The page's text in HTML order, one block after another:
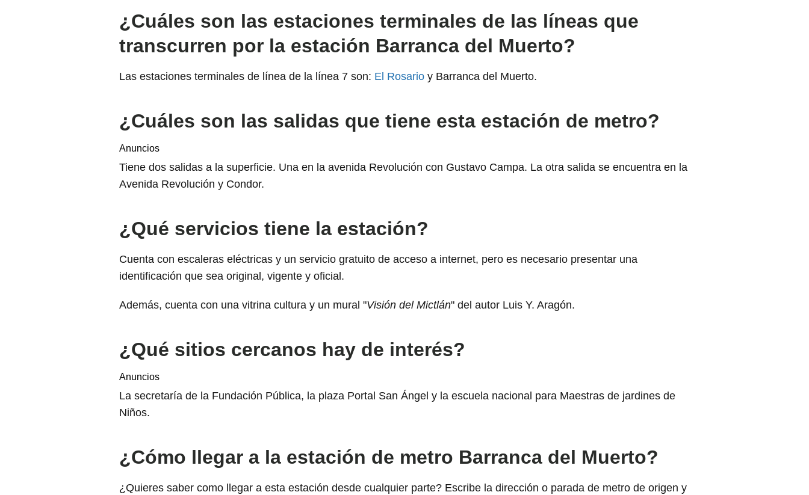
¿Cuáles son las estaciones terminales de las líneas que
transcurren por la estación Barranca del Muerto?
Las estaciones terminales de línea de la línea 7 son: El Rosario y Barranca del Muerto.
¿Cuáles son las salidas que tiene esta estación de metro?
Anuncios
Tiene dos salidas a la superficie. Una en la avenida Revolución con Gustavo Campa. La otra salida se encuentra en la
Avenida Revolución y Condor.
¿Qué servicios tiene la estación?
Cuenta con escaleras eléctricas y un servicio gratuito de acceso a internet, pero es necesario presentar una
identificación que sea original, vigente y oficial.
Además, cuenta con una vitrina cultura y un mural "Visión del Mictlán" del autor Luis Y. Aragón.
¿Qué sitios cercanos hay de interés?
Anuncios
La secretaría de la Fundación Pública, la plaza Portal San Ángel y la escuela nacional para Maestras de jardines de
Niños.
¿Cómo llegar a la estación de metro Barranca del Muerto?
¿Quieres saber como llegar a esta estación desde cualquier parte? Escribe la dirección o parada de metro de origen y